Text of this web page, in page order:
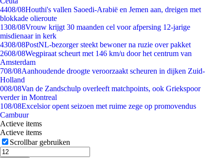
4408/08Houthi's vallen Saoedi-Arabië en Jemen aan, dreigen met
blokkade olieroute
1308/08Vrouw krijgt 30 maanden cel voor afpersing 12-jarige
misdienaar in kerk
4308/08PostNL-bezorger steekt bewoner na ruzie over pakket
2608/08Wegpiraat scheurt met 146 km/u door het centrum van
Amsterdam
708/08Aanhoudende droogte veroorzaakt scheuren in dijken Zuid-
Holland
008/08Van de Zandschulp overleeft matchpoints, ook Griekspoor
verder in Montreal
108/08Excelsior opent seizoen met ruime zege op promovendus
Cambuur
Actieve items
Actieve items
Scrollbar gebruiken